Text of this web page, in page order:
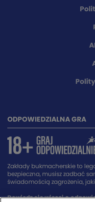
ODPOWIEDZIALNA GRA
Zakłady bukmacherskie to
bezpieczna, musisz zadbać
świadomością zagrożenia,
Dowiedz się więcej o